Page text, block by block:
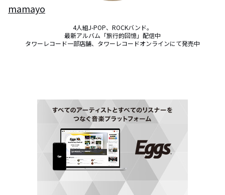
mamayo
4人組J-POP、ROCKバンド。
最新アルバム「旅行的回憶」配信中
タワーレコード一部店舗、タワーレコードオンラインにて発売中